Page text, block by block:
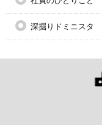
深掘りドミニスタ